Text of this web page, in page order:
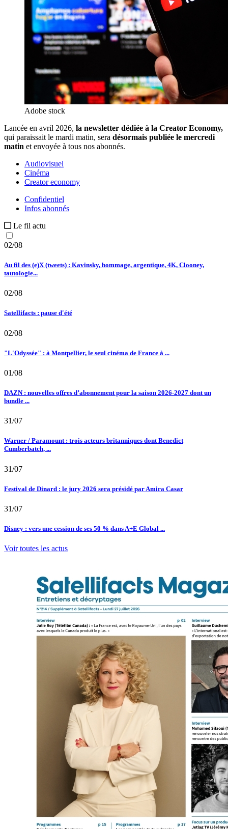
Adobe stock
Lancée en avril 2026, la newsletter dédiée à la Creator Economy,
qui paraissait le mardi matin, sera désormais publiée le mercredi
matin et envoyée à tous nos abonnés.
Audiovisuel
Cinéma
Creator economy
Confidentiel
Infos abonnés
Le fil actu
02/08
Au fil des (e)X (tweets) : Kavinsky, hommage, argentique, 4K, Clooney,
tautologie...
02/08
Satellifacts : pause d'été
02/08
"L'Odyssée" : à Montpellier, le seul cinéma de France à ...
01/08
DAZN : nouvelles offres d’abonnement pour la saison 2026-2027 dont un
bundle ...
31/07
Warner / Paramount : trois acteurs britanniques dont Benedict
Cumberbatch, ...
31/07
Festival de Dinard : le jury 2026 sera présidé par Amira Casar
31/07
Disney : vers une cession de ses 50 % dans A+E Global ...
Voir toutes les actus